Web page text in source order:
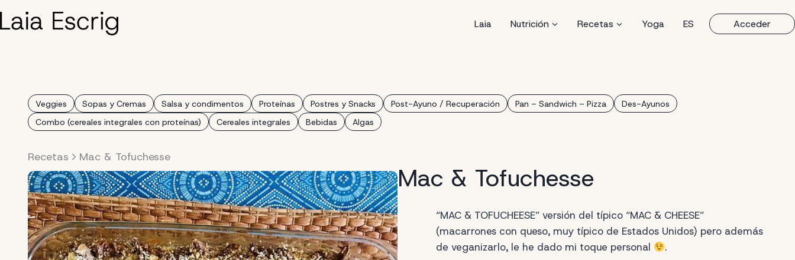
Laia Nutrición Recetas Yoga ES Acceder
Veggies Sopas y Cremas Salsa y condimentos Proteínas Postres y Snacks Post-Ayuno / Recuperación Pan – Sandwich – Pizza
Des-Ayunos
Combo (cereales integrales con proteínas)
Cereales integrales Bebidas Algas
Recetas Mac & Tofuchesse
Mac & Tofuchesse
“MAC & TOFUCHEESE” versión del típico “MAC & CHEESE”
(macarrones con queso, muy típico de Estados Unidos) pero además
de veganizarlo, le he dado mi toque personal
.